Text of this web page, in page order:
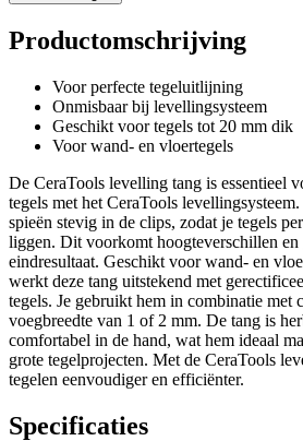
Productomschrijving
Voor perfecte tegeluitlijning
Onmisbaar bij levellingsysteem
Geschikt voor tegels tot 20 mm dik
Voor wand- en vloertegels
De CeraTools levelling tang is essentieel
tegels met het CeraTools
spieën stevig in de clips, zodat je tegels
liggen. Dit voorkomt hoogteverschillen en
eindresultaat. Geschikt voor wand- en
werkt deze tang uitstekend met
tegels. Je gebruikt hem in combinatie met
voegbreedte van 1 of 2 mm. De tang is
comfortabel in de hand, wat hem ideaal
grote tegelprojecten. Met de CeraTools
tegelen eenvoudiger en efficiënter.
Specificaties